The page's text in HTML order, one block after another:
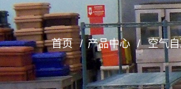
首页 产品中心 空气自